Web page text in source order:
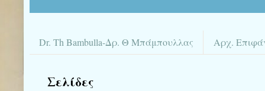
Dr. Th Bambulla-Δρ. Θ Μπάμπουλλας Αρχ.
Σελίδες